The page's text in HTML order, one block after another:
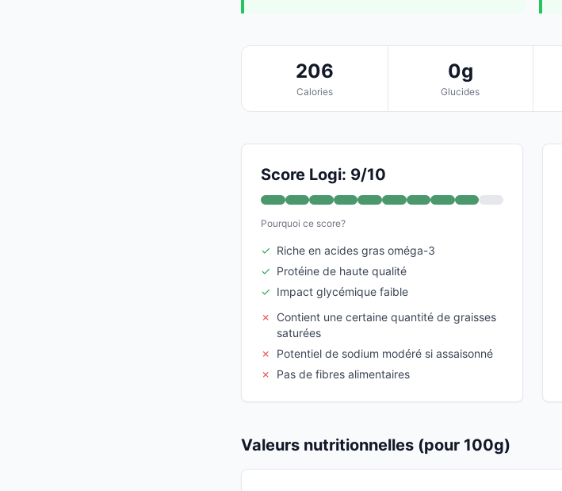
206
Calories
0g
Glucides
Score Logi: 9/10
Pourquoi ce score?
✓ Riche en acides gras oméga-3
✓ Protéine de haute qualité
✓ Impact glycémique faible
✗
Contient une certaine quantité de graisses
saturées
✗
Potentiel de sodium modéré si assaisonné
✗
Pas de fibres alimentaires
Valeurs nutritionnelles (pour 100g)